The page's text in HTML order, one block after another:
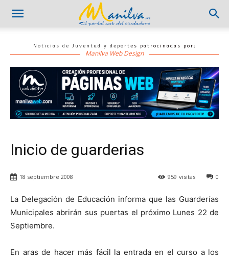
Noticias de Juventud y deportes patrocinadas por;
Manilva Web Design
Inicio de guarderias
0
959 visitas
18 septiembre 2008
La Delegación de Educación informa que las Guarderías
Municipales abrirán sus puertas el próximo Lunes 22 de
Septiembre.
En aras de hacer más fácil la entrada en el curso a los